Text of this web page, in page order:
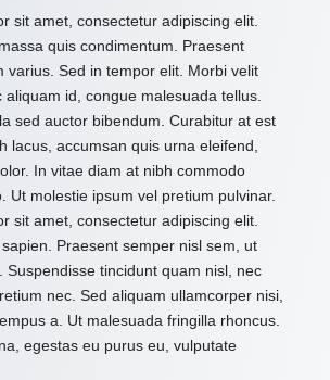
sit amet, consectetur adipiscing elit.
quis condimentum. Praesent
varius. Sed in tempor elit. Morbi velit
aliquam id, congue malesuada tellus.
sed auctor bibendum. Curabitur at est
lacus, accumsan quis urna eleifend,
In vitae diam at nibh commodo
Ut molestie ipsum vel pretium pulvinar.
sit amet, consectetur adipiscing elit.
Praesent semper nisl sem, ut
Suspendisse tincidunt quam nisl, nec
nec. Sed aliquam ullamcorper nisi,
a. Ut malesuada fringilla rhoncus.
egestas eu purus eu, vulputate